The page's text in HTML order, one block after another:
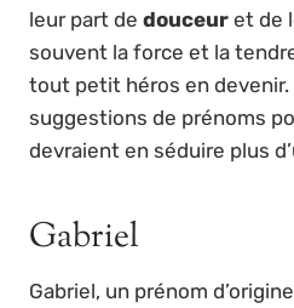
leur part de douceur et de
souvent la force et la
tout petit héros en devenir.
suggestions de prénoms
devraient en séduire plus
Gabriel
Gabriel, un prénom